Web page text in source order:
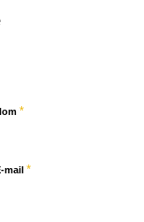
*
mail *